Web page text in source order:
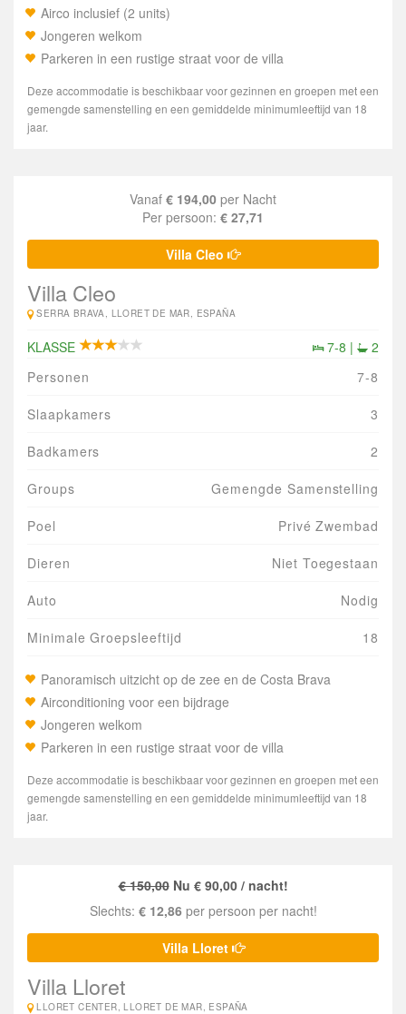
Airco inclusief (2 units)
Jongeren welkom
Parkeren in een rustige straat voor de villa
Deze accommodatie is beschikbaar voor gezinnen en groepen met een
gemengde samenstelling en een gemiddelde minimumleeftijd van 18
jaar.
Vanaf € 194,00 per Nacht
Per persoon: € 27,71
Villa Cleo
Villa Cleo
SERRA BRAVA, LLORET DE MAR, ESPAÑA
KLASSE 7-8 |
2
Personen
7-8
Slaapkamers 3
Badkamers 2
Groups Gemengde Samenstelling
Poel Privé Zwembad
Dieren Niet Toegestaan
Auto Nodig
Minimale Groepsleeftijd 18
Panoramisch uitzicht op de zee en de Costa Brava
Airconditioning voor een bijdrage
Jongeren welkom
Parkeren in een rustige straat voor de villa
Deze accommodatie is beschikbaar voor gezinnen en groepen met een
gemengde samenstelling en een gemiddelde minimumleeftijd van 18
jaar.
€ 150,00Nu € 90,00 / nacht!
Slechts: € 12,86per persoon per nacht!
Villa Lloret
Villa Lloret
LLORET CENTER, LLORET DE MAR, ESPAÑA